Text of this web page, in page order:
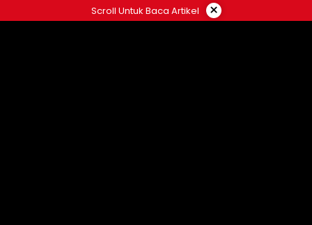
ke
Scroll Untuk Baca Artikel ×